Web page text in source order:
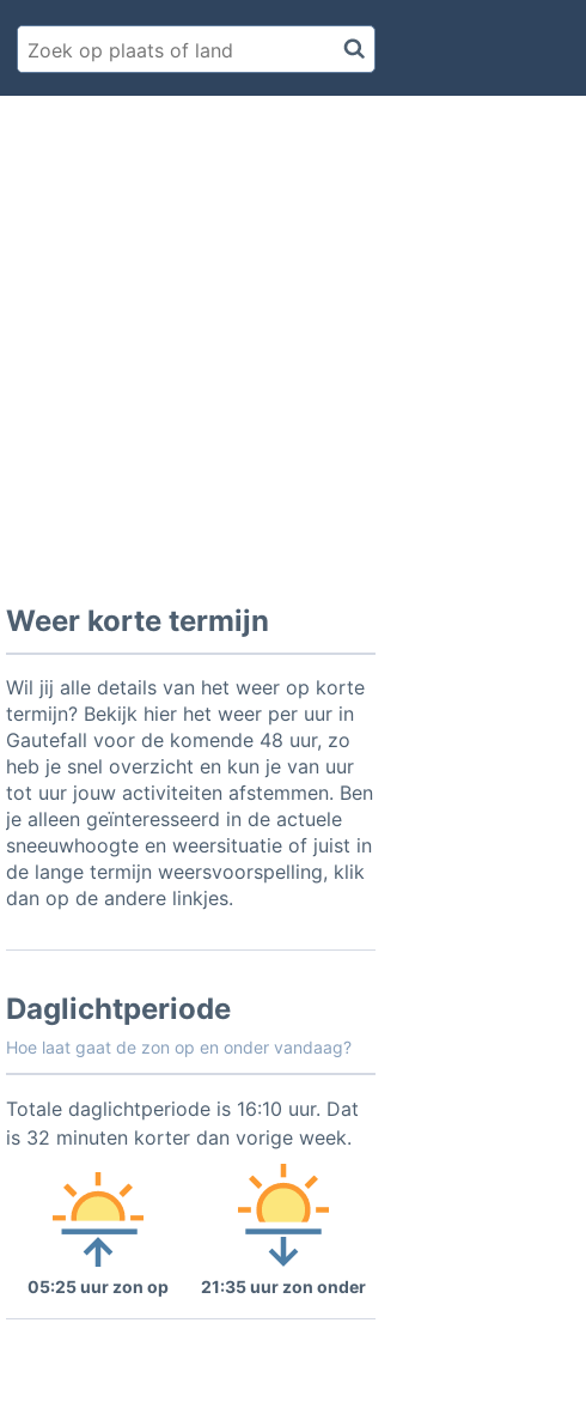
Weer korte termijn
Wil jij alle details van het weer op korte
termijn? Bekijk hier het weer per uur in
Gautefall voor de komende 48 uur, zo
heb je snel overzicht en kun je van uur
tot uur jouw activiteiten afstemmen. Ben
je alleen geïnteresseerd in de actuele
sneeuwhoogte en weersituatie of juist in
de lange termijn weersvoorspelling, klik
dan op de andere linkjes.
Daglichtperiode
Hoe laat gaat de zon op en onder vandaag?
Totale daglichtperiode is 16:10 uur. Dat
is 32 minuten korter dan vorige week.
05:25 uur zon op 21:35 uur zon onder